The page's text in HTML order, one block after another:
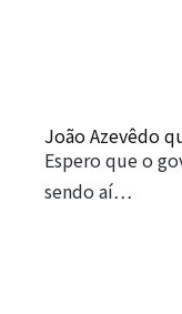
João Azevêdo
Espero que o
sendo aí…